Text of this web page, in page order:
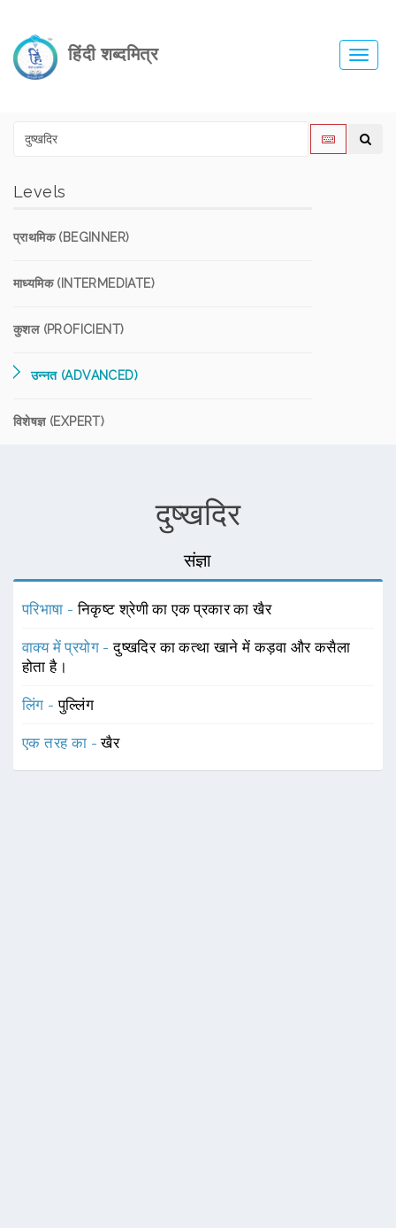
हिंदी शब्दमित्र
Levels
प्राथमिक (BEGINNER)
माध्यमिक (INTERMEDIATE)
कुशल (PROFICIENT)
उन्नत (ADVANCED)
विशेषज्ञ (EXPERT)
दुष्खदिर
संज्ञा
परिभाषा -निकृष्ट श्रेणी का एक प्रकार का खैर
वाक्य में प्रयोग -दुष्खदिर का कत्था खाने में कड़वा और कसैला
होता है।
लिंग -पुल्लिंग
एक तरह का -खैर